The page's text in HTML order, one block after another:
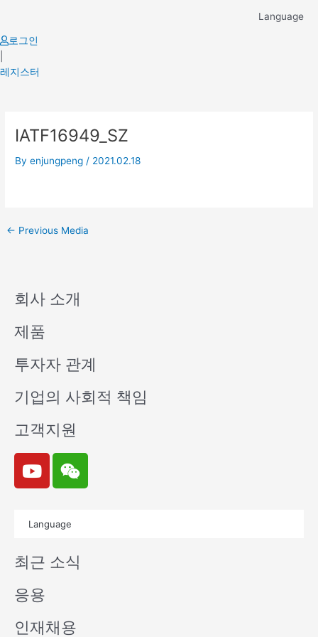
content
Language
로그인
레지스터
IATF16949_SZ
Byenjungpeng / 2021.02.18
navigation
← Previous Media
회사 소개
제품
투자자 관계
기업의 사회적 책임
고객지원
Y
o
u
e
W
e
i
n
Language
최근 소식
응용
인재채용